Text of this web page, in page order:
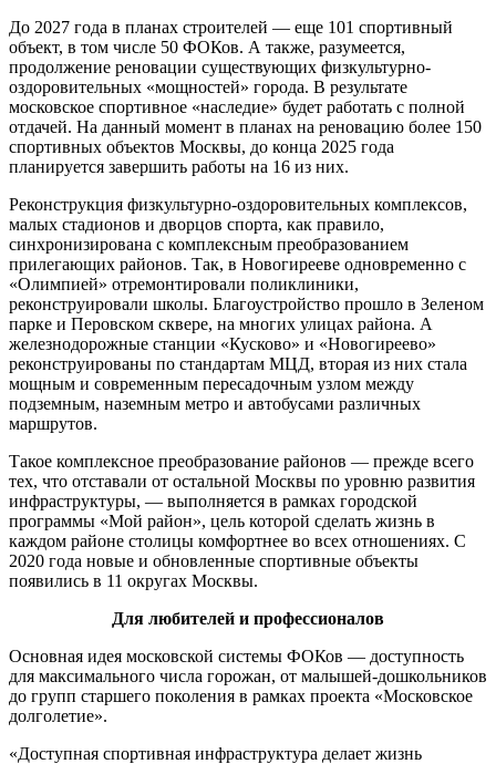
До 2027 года в планах строителей — еще 101 спортивный
объект, в том числе 50 ФОКов. А также, разумеется,
продолжение реновации существующих физкультурно-
оздоровительных «мощностей» города. В результате
московское спортивное «наследие» будет работать с полной
отдачей. На данный момент в планах на реновацию более 150
спортивных объектов Москвы, до конца 2025 года
планируется завершить работы на 16 из них.
Реконструкция физкультурно-оздоровительных комплексов,
малых стадионов и дворцов спорта, как правило,
синхронизирована с комплексным преобразованием
прилегающих районов. Так, в Новогирееве одновременно с
«Олимпией» отремонтировали поликлиники,
реконструировали школы. Благоустройство прошло в Зеленом
парке и Перовском сквере, на многих улицах района. А
железнодорожные станции «Кусково» и «Новогиреево»
реконструированы по стандартам МЦД, вторая из них стала
мощным и современным пересадочным узлом между
подземным, наземным метро и автобусами различных
маршрутов.
Такое комплексное преобразование районов — прежде всего
тех, что отставали от остальной Москвы по уровню развития
инфраструктуры, — выполняется в рамках городской
программы «Мой район», цель которой сделать жизнь в
каждом районе столицы комфортнее во всех отношениях. С
2020 года новые и обновленные спортивные объекты
появились в 11 округах Москвы.
Для любителей и профессионалов
Основная идея московской системы ФОКов — доступность
для максимального числа горожан, от малышей-дошкольников
до групп старшего поколения в рамках проекта «Московское
долголетие».
«Доступная спортивная инфраструктура делает жизнь